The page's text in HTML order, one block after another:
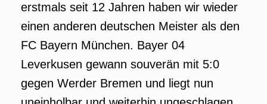
erstmals seit 12 Jahren haben wir wieder
einen anderen deutschen Meister als den
FC Bayern München. Bayer 04
Leverkusen gewann souverän mit 5:0
gegen Werder Bremen und liegt nun